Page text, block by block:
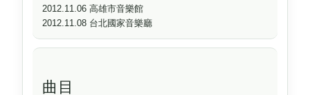
2012.11.06 高雄市音樂館
2012.11.08 台北國家音樂廳
曲目